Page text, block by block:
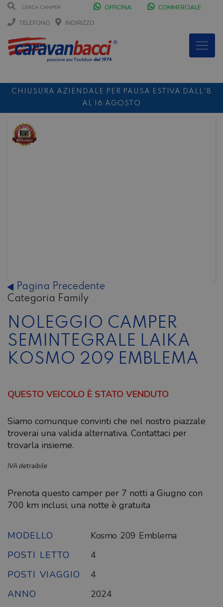
OFFICINA
COMMERCIALE
TELEFONO
INDIRIZZO
CHIUSURA AZIENDALE PER PAUSA ESTIVA DALL'8
AL 16 AGOSTO
Pagina Precedente
Categoria Family
NOLEGGIO CAMPER
SEMINTEGRALE LAIKA
KOSMO 209 EMBLEMA
QUESTO VEICOLO È STATO VENDUTO
Siamo comunque convinti che nel nostro piazzale
troverai una valida alternativa. Contattaci per
trovarla insieme.
IVA detraibile
Prenota questo camper per 7 notti a Giugno con
700 km inclusi, una notte è gratuita
MODELLO
Kosmo 209 Emblema
POSTI LETTO
4
POSTI VIAGGIO
4
ANNO
2024